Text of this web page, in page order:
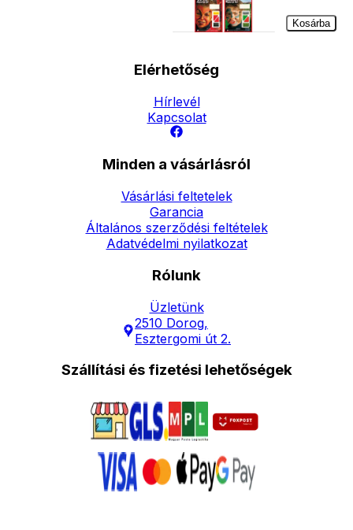
Kosárba
Elérhetőség
Hírlevél
Kapcsolat
Minden a vásárlásról
Vásárlási feltetelek
Garancia
Általános szerződési feltételek
Adatvédelmi nyilatkozat
Rólunk
Üzletünk
2510 Dorog,
Esztergomi út 2.
Szállítási és fizetési lehetőségek